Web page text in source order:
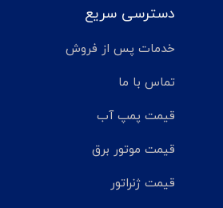
دسترسی سریع
خدمات پس از فروش
تماس با ما
قیمت پمپ آب
قیمت موتور برق
قیمت ژنراتور